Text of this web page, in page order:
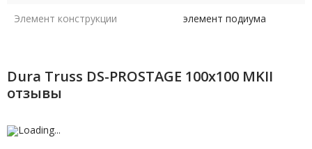
Элемент конструкции элемент подиума
Dura Truss DS-PROSTAGE 100x100 MKII
отзывы